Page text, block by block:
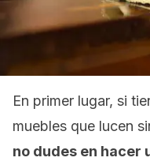
En primer lugar, si
muebles que lucen
no dudes en hacer